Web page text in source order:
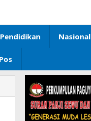
Pendidikan Nasional